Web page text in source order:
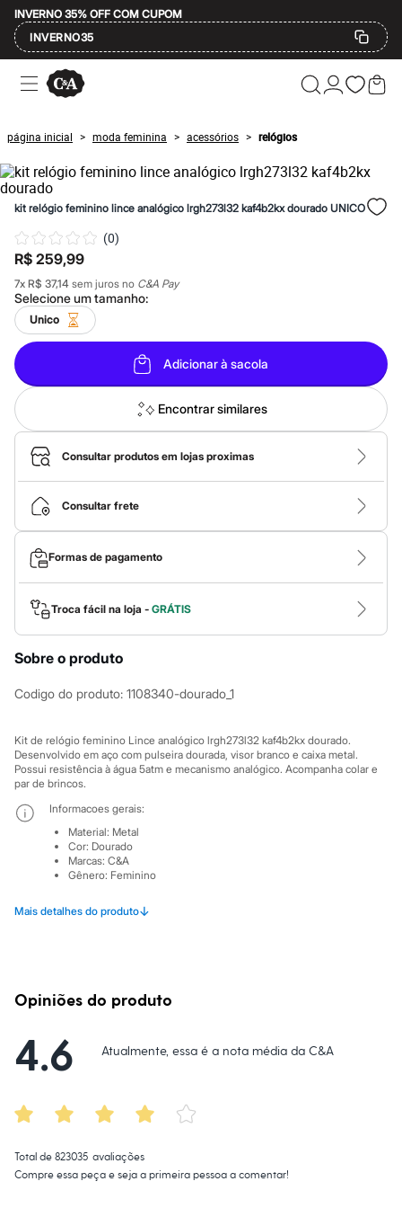
INVERNO 35% OFF COM CUPOM
INVERNO35
Ofertas
Compre por Departamento
Masculino
Infantil
Calçados
Mindse7
Plus Size
Até 20% off
Até 40% off
Até 60% off
A partir de 60% off
Feminino
Em alta
Inverno
Alfaiataria
Novidades
Roupas
Blusas e Camisetas
Básicos
Calças
Casacos e Jaquetas
Jeans
Macacões
Saias
Shorts e Bermudas
Vestidos
Acessórios
Bolsas
Bonés e Chapéus
Bijoux
Cintos
Óculos
Relógios
Calçados
Botas
Chinelos
Sandálias
Marcas
City
Clock House
Mindset
Sawary
Yessica
Moda esportiva
Acessórios
Blusas
Leggings
Shorts e Bermudas
Meias
Sutiãs e Tops
Moda praia
Biquínis
Saídas de praia
Personagens
Blusas e Camisetas
Calças
Casacos e Jaquetas
página inicial > moda feminina > acessórios > relógios
kit relógio feminino lince analógico lrgh273l32 kaf4b2kx dourado UNICO
(0)
R$ 259,99
7x R$ 37,14 sem juros no C&A Pay
Selecione umtamanho:
Unico
Adicionar à sacola
Encontrar similares
Consultar produtos em lojas proximas
Consultar frete
Formas de pagamento
Troca fácil na loja - GRÁTIS
Sobre o produto
Codigo do produto: 1108340-dourado_1
Kit de relógio feminino Lince analógico lrgh273l32 kaf4b2kx dourado.
Desenvolvido em aço com pulseira dourada, visor branco e caixa metal.
Possui resistência à água 5atm e mecanismo analógico. Acompanha colar e
par de brincos.
Mais detalhes do produto↓
Informacoes gerais:
Material: Metal
Cor: Dourado
Marcas: C&A
Gênero: Feminino
Opiniões do produto
4.6 Atualmente, essa é a nota média da C&A
Total de 823035 avaliações
Compre essa peça e seja a primeira pessoa a comentar!